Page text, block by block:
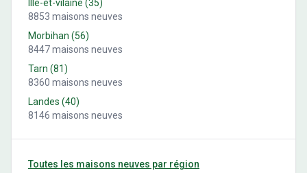
Ille-et-vilaine (35)
8853 maisons neuves
Morbihan (56)
8447maisons neuves
Tarn (81)
8360 maisons neuves
Landes (40)
8146 maisons neuves
Toutes les maisons neuves par région